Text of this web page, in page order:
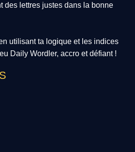
des lettres justes dans la bonne
utilisant ta logique et les indices
Daily Wordler, accro et défiant !